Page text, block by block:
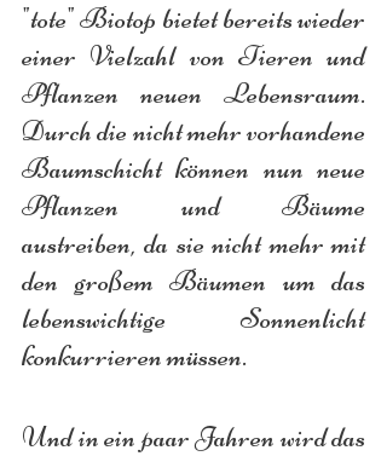
"tote" Biotop bietet bereits wieder
einer Vielzahl von Tieren und
Pflanzen neuen Lebensraum.
Durch die nicht mehr vorhandene
Baumschicht können nun neue
Pflanzen und Bäume
austreiben, da sie nicht mehr mit
den großem Bäumen um das
lebenswichtige Sonnenlicht
konkurrieren müssen.
Und in ein paar Jahren wird das